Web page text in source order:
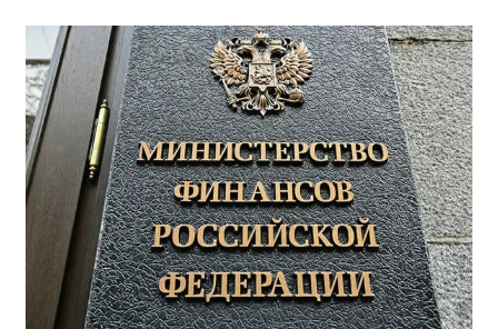
полномочий и порядок взаимодействия участников
закупочного процесса.Функции заказчика при
планировании и проведении процедур выполняют
как ФТС России, так и уполномоченные таможенные
органы в соответствии со статьёй 26 Федерального
закона № 44‑ФЗ